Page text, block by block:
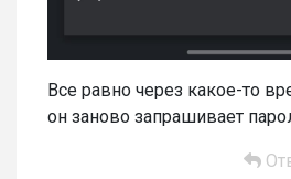
Все равно через какое-то
он заново запрашивает